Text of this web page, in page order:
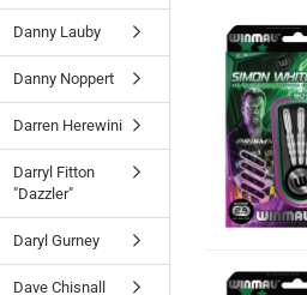
Danny Lauby
Danny Noppert
Darren Herewini
Darryl Fitton
"Dazzler"
Daryl Gurney
Dave Chisnall